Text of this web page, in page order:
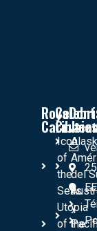
Royal
Icon
of
the
Seas
Utopia
of the
Crusies
del
y